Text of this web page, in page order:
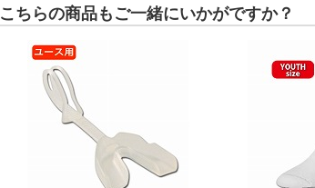
こちらの商品もご一緒にいかがですか？